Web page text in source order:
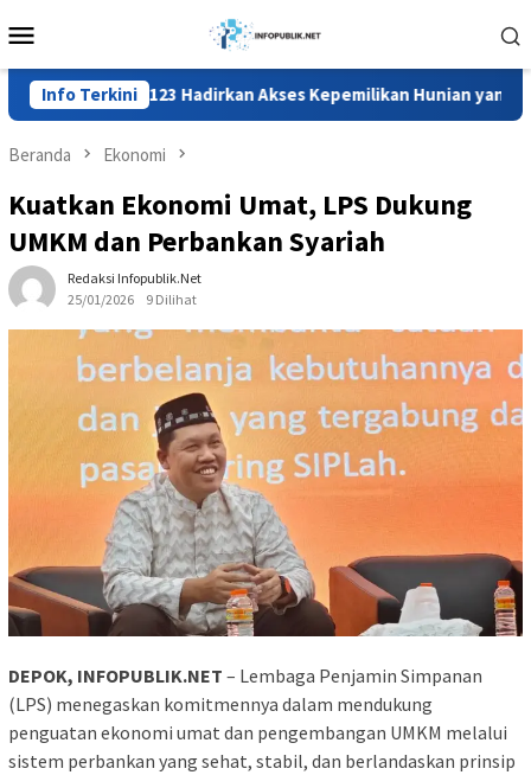
ke
Mobile
Info Terkini
Rumah123 Hadirkan Akses Kepemilikan Hunian yang Lebih
Beranda Ekonomi
Kuatkan Ekonomi Umat, LPS Dukung
UMKM dan Perbankan Syariah
Redaksi Infopublik.net
25/01/2026
9 Dilihat
DEPOK, INFOPUBLIK.NET – Lembaga Penjamin Simpanan
(LPS) menegaskan komitmennya dalam mendukung
penguatan ekonomi umat dan pengembangan UMKM melalui
sistem perbankan yang sehat, stabil, dan berlandaskan prinsip